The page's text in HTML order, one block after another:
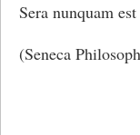
Sera nunquam
(Seneca